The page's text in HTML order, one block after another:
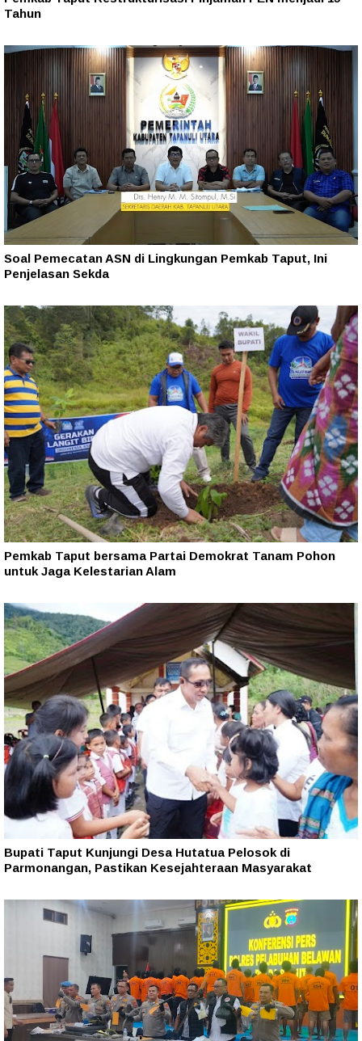
Tahun‎
Soal Pemecatan ASN di Lingkungan Pemkab Taput, Ini
Penjelasan Sekda
Pemkab Taput bersama Partai Demokrat Tanam Pohon
untuk Jaga Kelestarian Alam
Bupati Taput Kunjungi Desa Hutatua Pelosok di
Parmonangan, Pastikan Kesejahteraan Masyarakat